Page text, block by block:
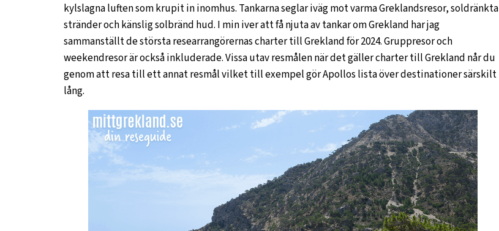
kylslagna luften som krupit in inomhus. Tankarna seglar iväg mot varma Greklandsresor, soldränkta
stränder och känslig solbränd hud. I min iver att få njuta av tankar om Grekland har jag
sammanställt de största researrangörernas charter till Grekland för 2024. Gruppresor och
weekendresor är också inkluderade. Vissa utav resmålen när det gäller charter till Grekland når du
genom att resa till ett annat resmål vilket till exempel gör Apollos lista över destinationer särskilt
lång.